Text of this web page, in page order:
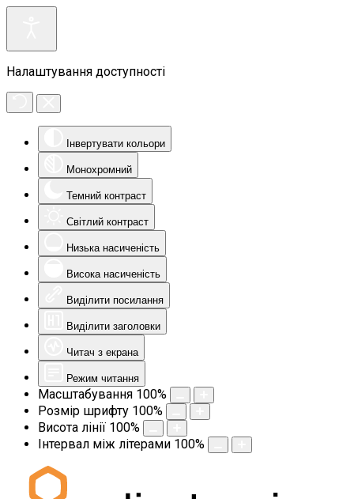
Налаштування доступності
Інвертувати кольори
Монохромний
Темний контраст
Світлий контраст
Низька насиченість
Висока насиченість
Виділити посилання
Виділити заголовки
Читач з екрана
Режим читання
Масштабування 100%
Розмір шрифту 100%
Висота лінії 100%
Інтервал між літерами 100%